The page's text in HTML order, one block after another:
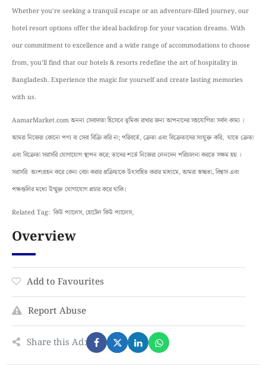
Whether you’re seeking a tranquil escape or an adventure-filled journey, our
hotel resort options offer the ideal backdrop for your vacation dreams. With
our commitment to excellence and a wide range of accommodations to choose
from, you’ll find that our hotels & resorts redefine the art of hospitality in
Bangladesh. Experience the magic for yourself and create lasting memories
with us.
AamarMarket.com অনন্য সেবাদাতা হিসেবে ভূমিকা রাখার জন্য আপনাদের সহযোগিতা সর্বদা কাম্য ।
আমরা নিজেরা কোনো পণ্য বা সেবা বিক্রি করি না; পরিবর্তে, ক্রেতা এবং বিক্রেতাদের সংযুক্ত করি, যাতে ক্রেতা
এবং বিক্রেতা সরাসরি যোগাযোগ স্থাপন করে; তাদের শর্তে নিজেরা লেনদেন পরিচালনা করতে সক্ষম হয় ।
সরাসরি অংশগ্রহন করে কেনা বেচা করার প্রক্রিয়াকে উৎসাহিত করার মাধ্যমে, আমরা স্বচ্ছতা, বিশ্বাস এবং
পক্ষগুলির মধ্যে উন্মুক্ত যোগাযোগ প্রচার করে থাকি।
Related Tag: কিউ প্যালেস, হোটেল কিউ প্যালেস,
Overview
Add to Favourites
Report Abuse
Share this Ad: